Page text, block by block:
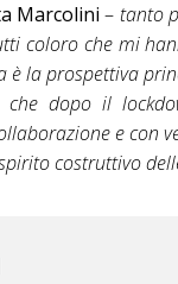
Marcolini – tanto
coloro che mi
la prospettiva
che dopo il
e con
costruttivo